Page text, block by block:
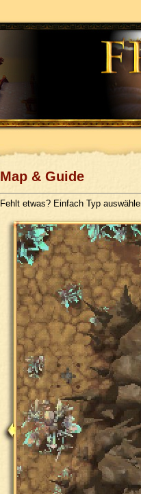
Map & Guide
Fehlt etwas? Einfach Typ